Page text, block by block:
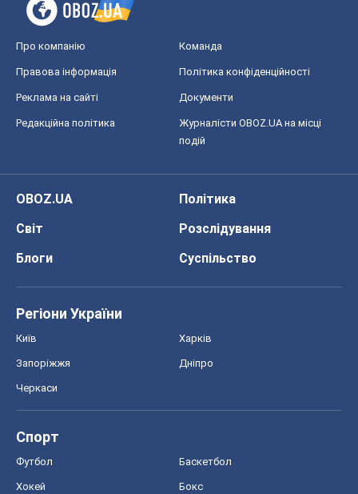
Про компанію Команда
Правова інформація Політика конфіденційності
Реклама на сайті Документи
Редакційна політика
Журналісти OBOZ.UA на місці
подій
OBOZ.UA
Політика
Світ
Розслідування
Блоги
Суспільство
Регіони України
Київ Харків
Запоріжжя Дніпро
Черкаси
Спорт
Футбол Баскетбол
Хокей Бокс